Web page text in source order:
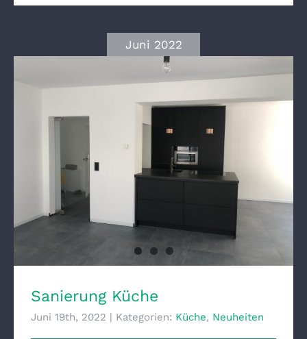
Juni 2022
Sanierung Küche
Sanierung Küche
Juni 19th, 2022 | Kategorien: Küche, Neuheiten